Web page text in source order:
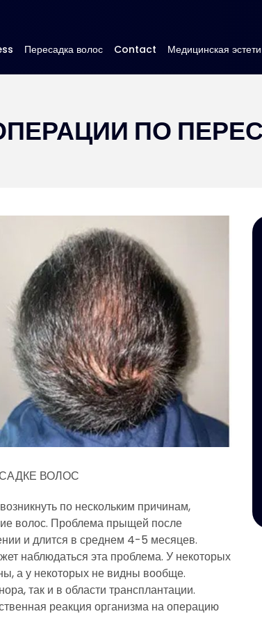
Пересадка волос Contact Медицинская
ПО
ВОЛОС
по нескольким причинам,
волос. Проблема прыщей после
и длится в среднем 4-5 месяцев.
наблюдаться эта проблема. У некоторых
а у некоторых не видны вообще.
так и в области трансплантации.
реакция организма на операцию